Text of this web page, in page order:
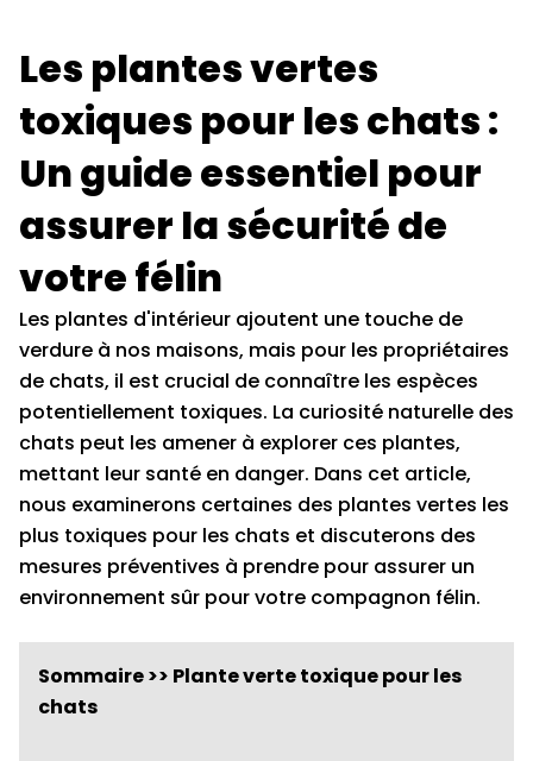
Les plantes vertes
toxiques pour les chats :
Un guide essentiel pour
assurer la sécurité de
votre félin
Les plantes d'intérieur ajoutent une touche de
verdure à nos maisons, mais pour les propriétaires
de chats, il est crucial de connaître les espèces
potentiellement toxiques. La curiosité naturelle des
chats peut les amener à explorer ces plantes,
mettant leur santé en danger. Dans cet article,
nous examinerons certaines des plantes vertes les
plus toxiques pour les chats et discuterons des
mesures préventives à prendre pour assurer un
environnement sûr pour votre compagnon félin.
Sommaire >> Plante verte toxique pour les
chats